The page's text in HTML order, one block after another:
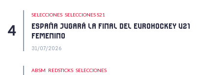
SELECCIONES SELECCIONES S21
ESPAÑA JUGARÁ LA FINAL DEL EUROHOCKEY U21
FEMENINO
31/07/2026
ABSM REDSTICKS SELECCIONES